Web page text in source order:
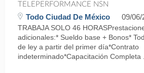
TELEPERFORMANCE NSN
Todo Ciudad De México 09/06/
TRABAJA SOLO 46
adicionales:* Sueldo base + Bonos*
de ley a partir del primer día*Contrato
indeterminado*Capacitación Completa